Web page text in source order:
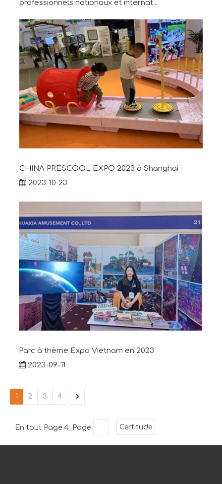
professionnels nationaux et internat...
CHINA PRESCOOL EXPO 2023 à Shanghai
2023-10-23
Parc à thème Expo Vietnam en 2023
2023-09-11
1 2 3 4
En tout Page 4 Page Certitude